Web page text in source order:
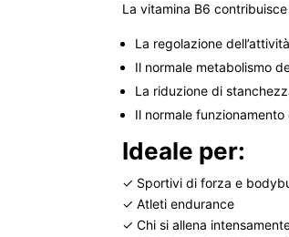
La vitamina B6 contribuisce
La regolazione
Il normale metabolismo
La riduzione di
Il normale
Ideale per:
✓ Sportivi di forza e
✓ Atleti endurance
✓ Chi si allena